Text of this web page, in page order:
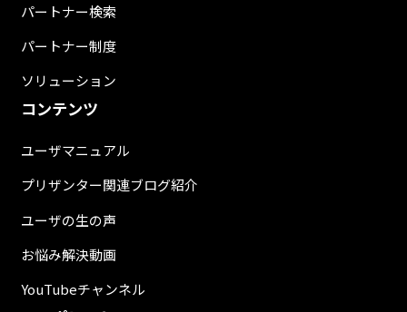
パートナー検索
パートナー制度
ソリューション
コンテンツ
ユーザマニュアル
プリザンター関連ブログ紹介
ユーザの生の声
お悩み解決動画
YouTubeチャンネル